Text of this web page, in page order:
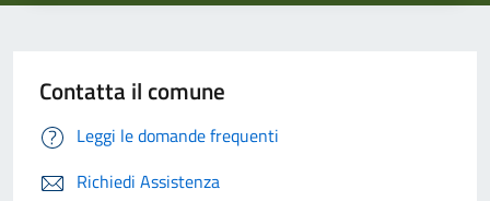
Contatta il comune
Leggi le domande frequenti
Richiedi Assistenza